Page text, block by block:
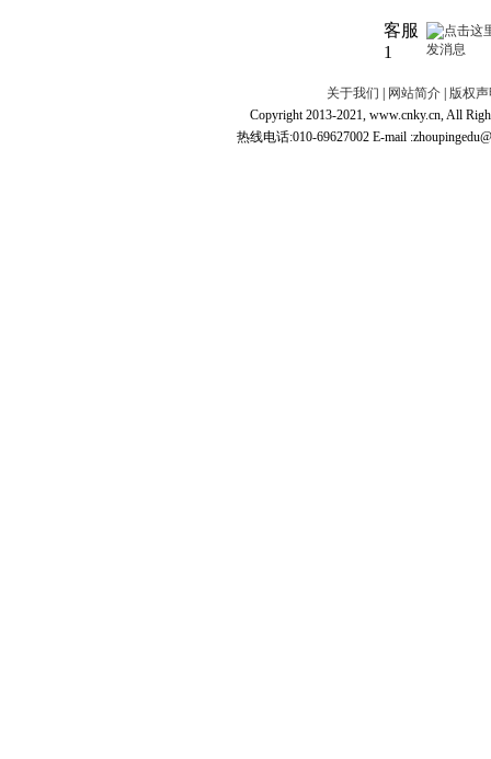
客服
1
关于我们 | 网站简介 | 版权
Copyright 2013-2021, www.cnky.cn, All
热线电话:010-69627002 E-mail